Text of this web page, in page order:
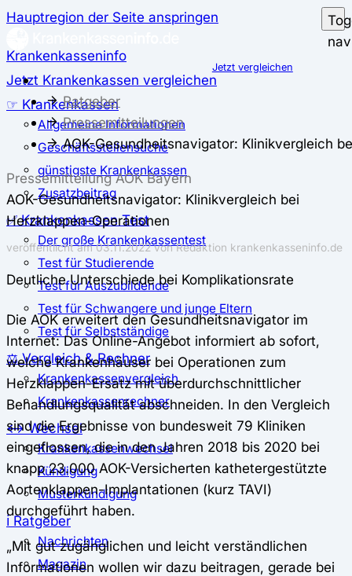
Hauptregion der Seite anspringen
Krankenkasseninfo
Jetzt Krankenkassen vergleichen
☞ Krankenkassen
Allgemeine Informationen
Geschäftsstellensuche
günstigste Krankenkassen
Zusatzbeitrag
✅ Krankenkassen Test
Der große Krankenkassentest
Test für Studierende
Test für Auszubildende
Test für Schwangere und junge Eltern
Test für Selbstständige
⚖️ Vergleich & Rechner
Krankenkassenvergleich
Krankenkassenrechner
↔ Wechsel
Krankenkassenwechsel
Kündigung
Musterkündigung
ℹ Ratgeber
Nachrichten
Magazin
Jetzt vergleichen
Ratgeber
Pressemitteilungen
AOK-Gesundheitsnavigator: Klinikvergleich
Pressemitteilung AOK Bayern
AOK-Gesundheitsnavigator: Klinikvergleich bei
Herzklappen-Operationen
veröffentlicht am 03.11.2022 von Redaktion krankenkasseninfo.de
Deutliche Unterschiede bei Komplikationsrate
Die AOK erweitert den Gesundheitsnavigator im
Internet: Das Online-Angebot informiert ab sofort,
welche Krankenhäuser bei Operationen zum
Herzklappen-Ersatz mit überdurchschnittlicher
Behandlungsqualität abschneiden. In den Vergleich
sind die Ergebnisse von bundesweit 79 Kliniken
eingeflossen, die in den Jahren 2018 bis 2020 bei
knapp 23.000 AOK-Versicherten kathetergestützte
Aortenklappen-Implantationen (kurz TAVI)
durchgeführt haben.
„Mit gut zugänglichen und leicht verständlichen
Informationen wollen wir dazu beitragen, gerade bei